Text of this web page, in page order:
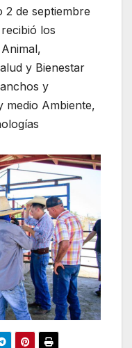
2 de septiembre
los
y Bienestar
y
medio Ambiente,